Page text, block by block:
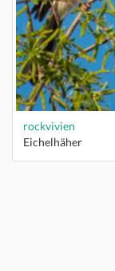
rockvivien
Eichelhäher